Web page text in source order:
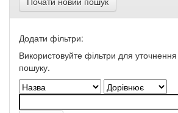
Додати фільтри:
Використовуйте фільтри для уточнення
пошуку.